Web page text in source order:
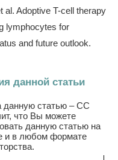
al. Adoptive T-cell therapy
lymphocytes for
and future outlook.
данной статьи
данную статью – CC
что Вы можете
данную статью на
и в любом формате